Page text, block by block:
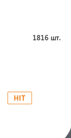
1816 шт.